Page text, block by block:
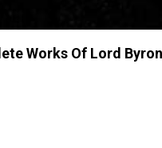
Works Of Lord